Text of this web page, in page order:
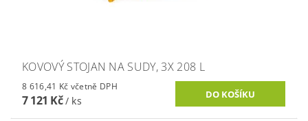
KOVOVÝ STOJAN NA SUDY, 3X 208 L
8 616,41 Kč včetně DPH
7 121 Kč/ ks